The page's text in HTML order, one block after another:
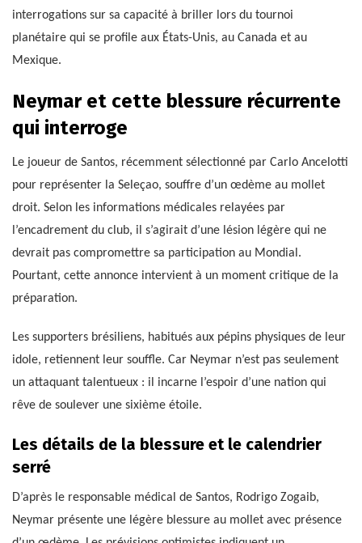
interrogations sur sa capacité à briller lors du tournoi
planétaire qui se profile aux États-Unis, au Canada et au
Mexique.
Neymar et cette blessure récurrente
qui interroge
Le joueur de Santos, récemment sélectionné par Carlo Ancelotti
pour représenter la Seleçao, souffre d’un œdème au mollet
droit. Selon les informations médicales relayées par
l’encadrement du club, il s’agirait d’une lésion légère qui ne
devrait pas compromettre sa participation au Mondial.
Pourtant, cette annonce intervient à un moment critique de la
préparation.
Les supporters brésiliens, habitués aux pépins physiques de leur
idole, retiennent leur souffle. Car Neymar n’est pas seulement
un attaquant talentueux : il incarne l’espoir d’une nation qui
rêve de soulever une sixième étoile.
Les détails de la blessure et le calendrier
serré
D’après le responsable médical de Santos, Rodrigo Zogaib,
Neymar présente une légère blessure au mollet avec présence